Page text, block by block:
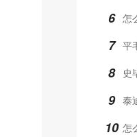
6
7
8
9 泰
10 怎